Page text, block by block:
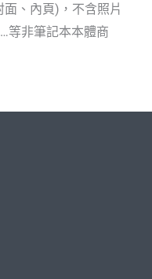
、內頁)，不含照片
等非筆記本本體商